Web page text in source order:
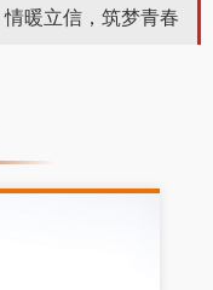
情暖立信，筑梦青春